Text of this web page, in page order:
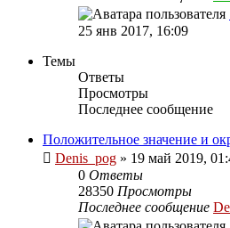
25 янв 2017, 16:09
Темы
Ответы
Просмотры
Последнее сообщение
Положительное значение и
Denis_pog » 19 май 2019,
0 Ответы
28350 Просмотры
Последнее сообщение